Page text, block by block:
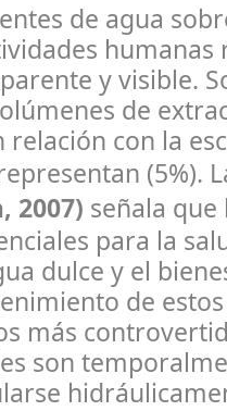
de agua
humanas
y visible.
de
relación con la
(5%).
2007) señala que
para la
dulce y el
de
más
son